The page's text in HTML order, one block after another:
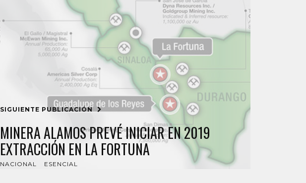
SIGUIENTE PUBLICACIÓN
MINERA ALAMOS PREVÉ INICIAR EN 2019
EXTRACCIÓN EN LA FORTUNA
NACIONAL ESENCIAL